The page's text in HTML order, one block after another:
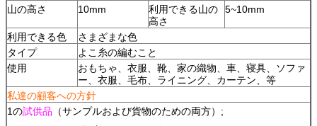
山の高さ
10mm
利用できる山の
高さ
5~10mm
利用できる色
さまざまな色
タイプ
よこ糸の編むこと
使用
おもちゃ、衣服、靴、家の織物、車、寝具、ソファ
ー、衣服、毛布、ライニング、カーテン、等
私達の顧客への方針
1の試供品 （サンプルおよび貨物のための両方）;